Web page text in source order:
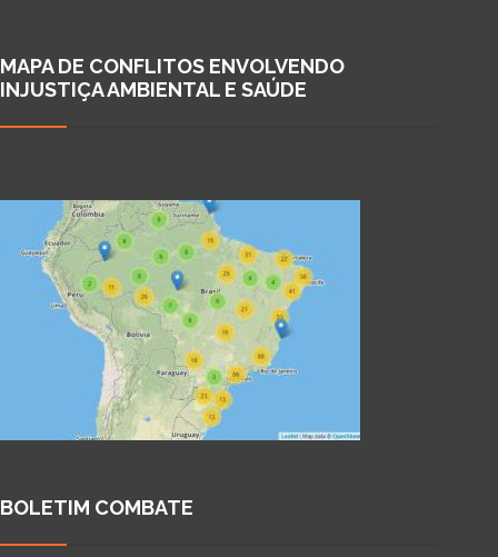
MAPA DE CONFLITOS ENVOLVENDO
INJUSTIÇA AMBIENTAL E SAÚDE
BOLETIM COMBATE